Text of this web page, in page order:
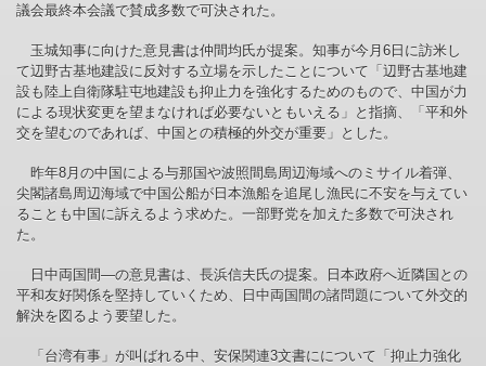
議会最終本会議で賛成多数で可決された。
玉城知事に向けた意見書は仲間均氏が提案。知事が今月6日に訪米し
て辺野古基地建設に反対する立場を示したことについて「辺野古基地建
設も陸上自衛隊駐屯地建設も抑止力を強化するためのもので、中国が力
による現状変更を望まなければ必要ないともいえる」と指摘、「平和外
交を望むのであれば、中国との積極的外交が重要」とした。
昨年8月の中国による与那国や波照間島周辺海域へのミサイル着弾、
尖閣諸島周辺海域で中国公船が日本漁船を追尾し漁民に不安を与えてい
ることも中国に訴えるよう求めた。一部野党を加えた多数で可決され
た。
日中両国間―の意見書は、長浜信夫氏の提案。日本政府へ近隣国との
平和友好関係を堅持していくため、日中両国間の諸問題について外交的
解決を図るよう要望した。
「台湾有事」が叫ばれる中、安保関連3文書にについて「抑止力強化